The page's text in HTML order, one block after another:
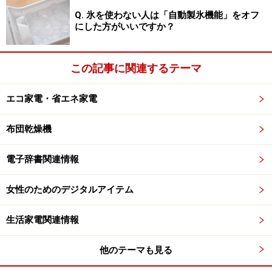
15,000語に
*2：
ジーニアス和英辞典第2版は、和英の中に英和の機
能を組み込んだハイブリッド方式を採用している
和英辞典で、03年12月ほぼ全面改訂され新語も大
幅に増強されました。使い分け方なども詳しく説
明がされています。
*3： オックスフォード新英英辞典(Oxford Dictionary of
English)は、収録数は35.5万語を誇る最大規模の
書）。語数の多さだけでなく、百科的な解説が非
常に充実しています。
*4： オックスフォード現代英英辞典は、3千語の基本語
彙で定義が書かれた
の違いも豊富に収録した、中上級者向けの辞典で
Q. 氷を使わない人は「自動製氷機能」をオフ
にした方がいいですか？
この記事に関連するテーマ
エコ家電・省エネ家電
布団乾燥機
電子辞書関連情報
女性のためのデジタルアイテム
生活家電関連情報
他のテーマも見る